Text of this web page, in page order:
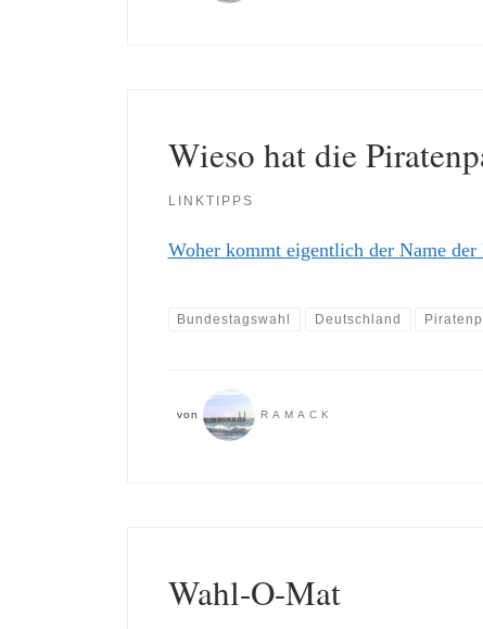
Wieso hat die
LINKTIPPS
Woher kommt eigentlich der Name der
Bundestagswahl Deutschland
von RAMACK
Wahl-O-Mat